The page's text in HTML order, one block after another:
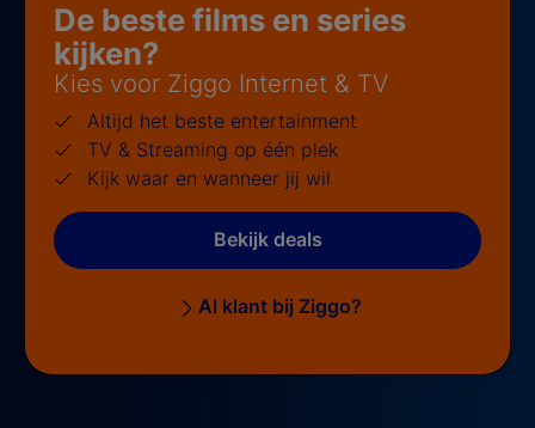
De beste films en series
kijken?
Kies voor Ziggo Internet & TV
Altijd het beste entertainment
TV & Streaming op één plek
Kijk waar en wanneer jij wil
Bekijk deals
Al klant bij Ziggo?